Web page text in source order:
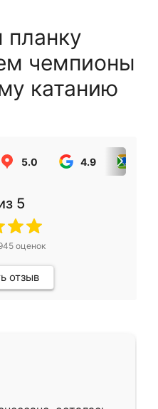
чемпионы
катанию
5.0 4.9
5
оценок
отзыв